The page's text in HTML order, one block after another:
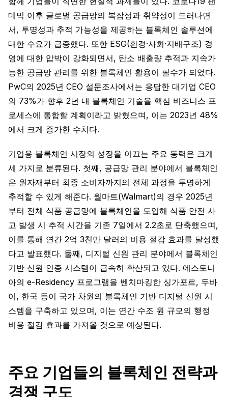
데믹 이후 글로벌 공급망의 복잡성과 취약성이 드러나면
서, 투명성과 추적 가능성을 제공하는 블록체인 솔루션에
대한 수요가 급증했다. 또한 ESG(환경·사회·지배구조) 경
영에 대한 압박이 강화되면서, 탄소 배출량 추적과 지속가
능한 공급망 관리를 위한 블록체인 활용이 필수가 되었다.
PwC의 2025년 CEO 설문조사에서는 응답한 대기업 CEO
의 73%가 향후 2년 내 블록체인 기술을 핵심 비즈니스 프
로세스에 통합할 계획이라고 밝혔으며, 이는 2023년 48%
에서 크게 증가한 수치다.
기업용 블록체인 시장의 성장을 이끄는 주요 동력은 크게
세 가지로 분류된다. 첫째, 공급망 관리 분야에서 블록체인
은 원자재부터 최종 소비자까지의 전체 과정을 투명하게
추적할 수 있게 해준다. 월마트(Walmart)의 경우 2025년
부터 전체 식품 공급망에 블록체인을 도입해 식품 안전 사
고 발생 시 추적 시간을 기존 7일에서 2.2초로 단축했으며,
이를 통해 연간 2억 3천만 달러의 비용 절감 효과를 달성했
다고 발표했다. 둘째, 디지털 신원 관리 분야에서 블록체인
기반 신원 인증 시스템이 급속히 확산되고 있다. 에스토니
아의 e-Residency 프로그램을 벤치마킹한 싱가포르, 두바
이, 한국 등이 국가 차원의 블록체인 기반 디지털 신원 시
스템을 구축하고 있으며, 이는 연간 수조 원 규모의 행정
비용 절감 효과를 가져올 것으로 예상된다.
주요 기업들의 블록체인 전략과
경쟁 구도